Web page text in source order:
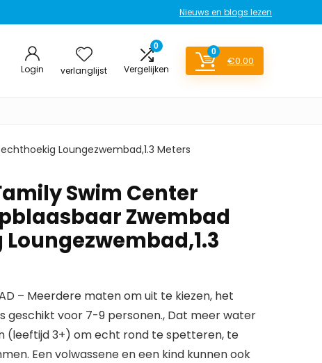
Nieuws en blogs lezen
Login verlanglijst
0
Vergelijken
0
€0.00
Loungezwembad,1.3 Meters
Swim Center
Zwembad
– Meerdere maten om uit te kiezen, het
geschikt voor 7-9 personen., Dat meer water
(leeftijd 3+) om echt rond te spetteren, te
Een volwassene en een kind kunnen ook